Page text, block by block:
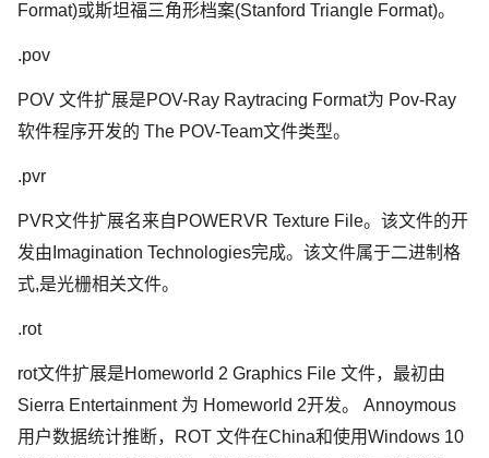
Format)或斯坦福三角形档案(Stanford Triangle Format)。
.pov
POV 文件扩展是POV-Ray Raytracing Format为 Pov-Ray
软件程序开发的 The POV-Team文件类型。
.pvr
PVR文件扩展名来自POWERVR Texture File。该文件的开
发由Imagination Technologies完成。该文件属于二进制格
式,是光栅相关文件。
.rot
rot文件扩展是Homeworld 2 Graphics File 文件，最初由
Sierra Entertainment 为 Homeworld 2开发。 Annoymous
用户数据统计推断，ROT 文件在China和使用Windows 10